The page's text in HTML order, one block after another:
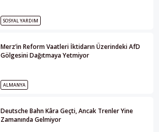
SOSYAL YARDIM
Merz’in Reform Vaatleri İktidarın Üzerindeki AfD
Gölgesini Dağıtmaya Yetmiyor
ALMANYA
Deutsche Bahn Kâra Geçti, Ancak Trenler Yine
Zamanında Gelmiyor